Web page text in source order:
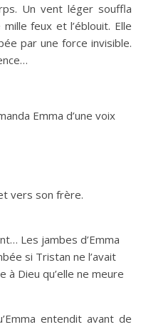
Un vent léger souffla
feux et l’éblouit. Elle
par une force invisible.
Emma d’une voix
vers son frère.
Les jambes d’Emma
si Tristan ne l’avait
à Dieu qu’elle ne meure
entendit avant de